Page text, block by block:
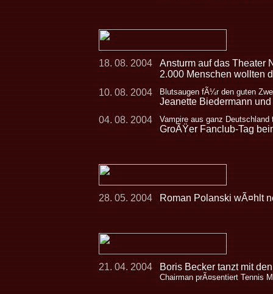
18. 08. 2004
Ansturm auf das Theater
2.000 Menschen wollten
10. 08. 2004
Blutsaugen fÃ¼r den guten
Jeanette Biedermann
04. 08. 2004
Vampire aus ganz
GroÃŸer Fanclub-Tag
28. 05. 2004 Roman Polanski wÃ¤hlt
21. 04. 2004 Boris Becker tanzt mit
Chairman prÃ¤sentiert Tennis